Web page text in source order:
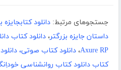
جستجوهای مرتبط: دانلود کتابجایزه
داستان جایزه بزرگتر، دانلود کتاب
Axure RP، دانلود کتاب صوتی،
کتاب دانلود کتاب روانشناسی